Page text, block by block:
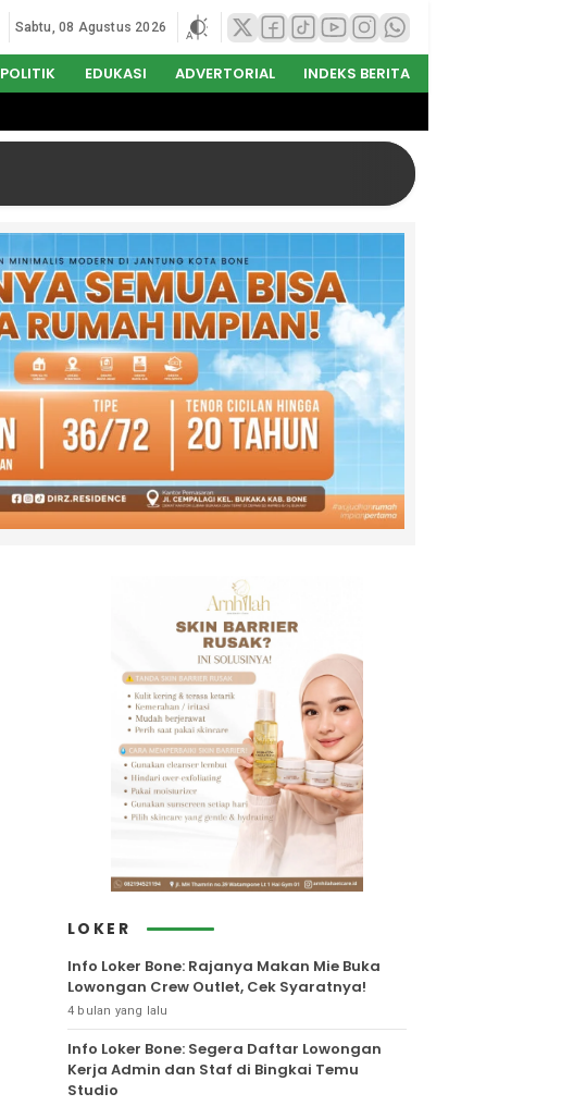
Sabtu, 08 Agustus 2026
POLITIK EDUKASI ADVERTORIAL
INDEKS BERITA
LOKER
Info Loker Bone: Rajanya Makan Mie Buka
Lowongan Crew Outlet, Cek Syaratnya!
4 bulan yang lalu
Info Loker Bone: Segera Daftar Lowongan
Kerja Admin dan Staf di Bingkai Temu
Studio